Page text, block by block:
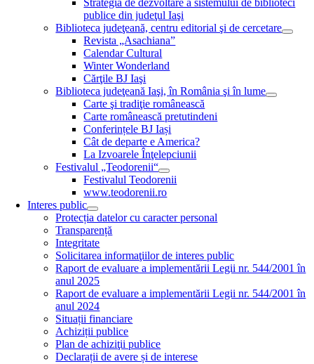
Strategia de dezvoltare a sistemului de biblioteci
publice din judeţul Iaşi
Biblioteca judeţeană, centru editorial şi de cercetare
Revista „Asachiana”
Calendar Cultural
Winter Wonderland
Cărţile BJ Iaşi
Biblioteca judeţeană Iaşi, în România şi în lume
Carte şi tradiţie românească
Carte românească pretutindeni
Conferințele BJ Iași
Cât de departe e America?
La Izvoarele Înţelepciunii
Festivalul „Teodorenii“
Festivalul Teodorenii
www.teodorenii.ro
Interes public
Protecția datelor cu caracter personal
Transparență
Integritate
Solicitarea informaţiilor de interes public
Raport de evaluare a implementării Legii nr. 544/2001 în
anul 2025
Raport de evaluare a implementării Legii nr. 544/2001 în
anul 2024
Situații financiare
Achiziții publice
Plan de achiziţii publice
Declarații de avere și de interese